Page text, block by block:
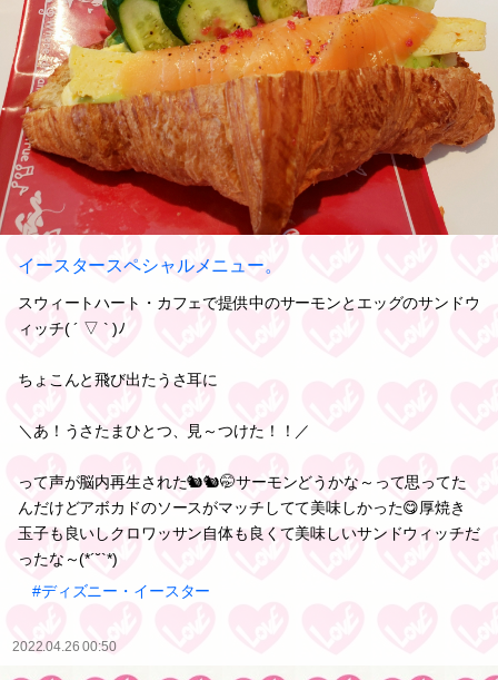
イースタースペシャルメニュー。
スウィートハート・カフェで提供中のサーモンとエッグのサンドウ
ィッチ( ´ ▽ ` )ﾉ
ちょこんと飛び出たうさ耳に
＼あ！うさたまひとつ、見～つけた！！／
って声が脳内再生された🐿️🐿️🤭サーモンどうかな～って思ってた
んだけどアボカドのソースがマッチしてて美味しかった😋厚焼き
玉子も良いしクロワッサン自体も良くて美味しいサンドウィッチだ
ったな～(*´˘`*)
#ディズニー・イースター
2022.04.26 00:50